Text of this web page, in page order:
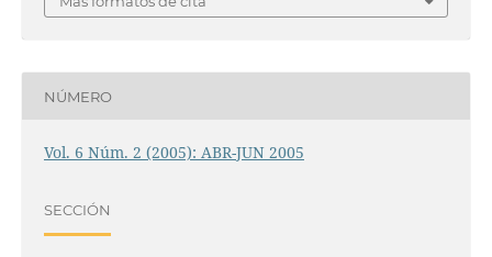
NÚMERO
Vol. 6 Núm. 2 (2005): ABR-JUN 2005
SECCIÓN